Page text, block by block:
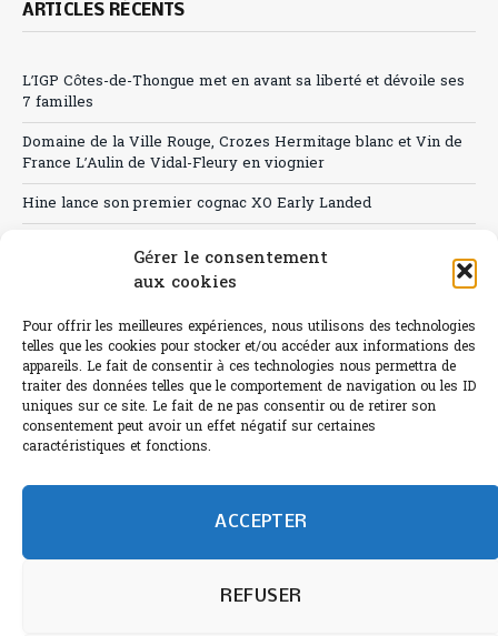
Gérer le consentement
aux cookies
Pour offrir les meilleures expériences, nous utilisons des technologies
telles que les cookies pour stocker et/ou accéder aux informations des
appareils. Le fait de consentir à ces technologies nous permettra de
traiter des données telles que le comportement de navigation ou les ID
uniques sur ce site. Le fait de ne pas consentir ou de retirer son
consentement peut avoir un effet négatif sur certaines
caractéristiques et fonctions.
ACCEPTER
REFUSER
ARTICLES RÉCENTS
L’IGP Côtes-de-Thongue met en avant sa liberté et dévoile ses
7 familles
Domaine de la Ville Rouge, Crozes Hermitage blanc et Vin de
France L’Aulin de Vidal-Fleury en viognier
Hine lance son premier cognac XO Early Landed
Sélection de rosés 2026
L'abus d'alcool est dangereux pour la santé.
©paris-bistro 2026 Paris-bistro.com est une publication 100%
mail: contact@paris-bistro.com